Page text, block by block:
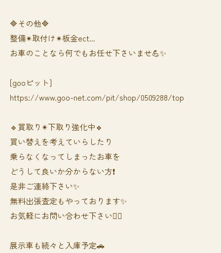
🔷その他🔷
整備✴︎取付け✴︎板金ect...
お車のことなら何でもお任せ下さいませ💪✨
[gooピット]
https://www.goo-net.com/pit/shop/0509288/top
🔹買取り✴︎下取り強化中🔹
買い替えを考えていらしたり
乗らなくなってしまったお車を
どうして良いか分からない方❗️
是非ご連絡下さい✨
無料出張査定もやっております✨
お気軽にお問い合わせ下さい🙆‍♀️
展示車も続々と入庫予定🚗